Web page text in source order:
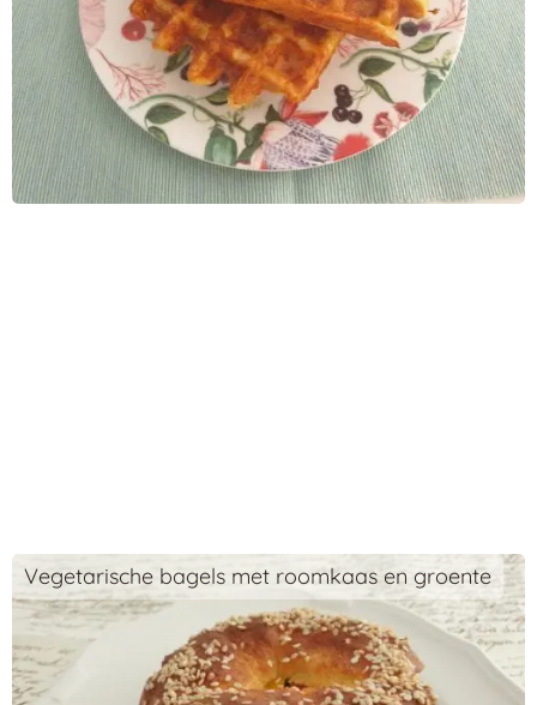
Vegetarische bagels met roomkaas en groente